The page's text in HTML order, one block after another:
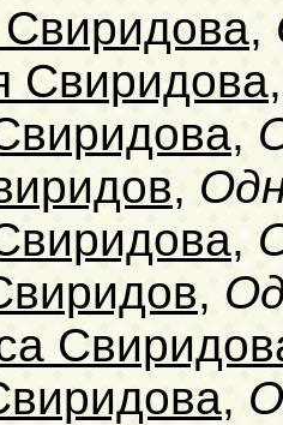
,
Свиридова
,
,
,
,
,